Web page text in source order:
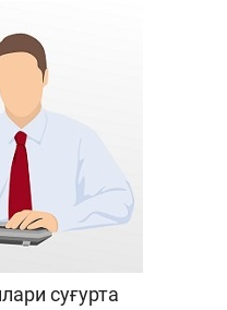
суғурта